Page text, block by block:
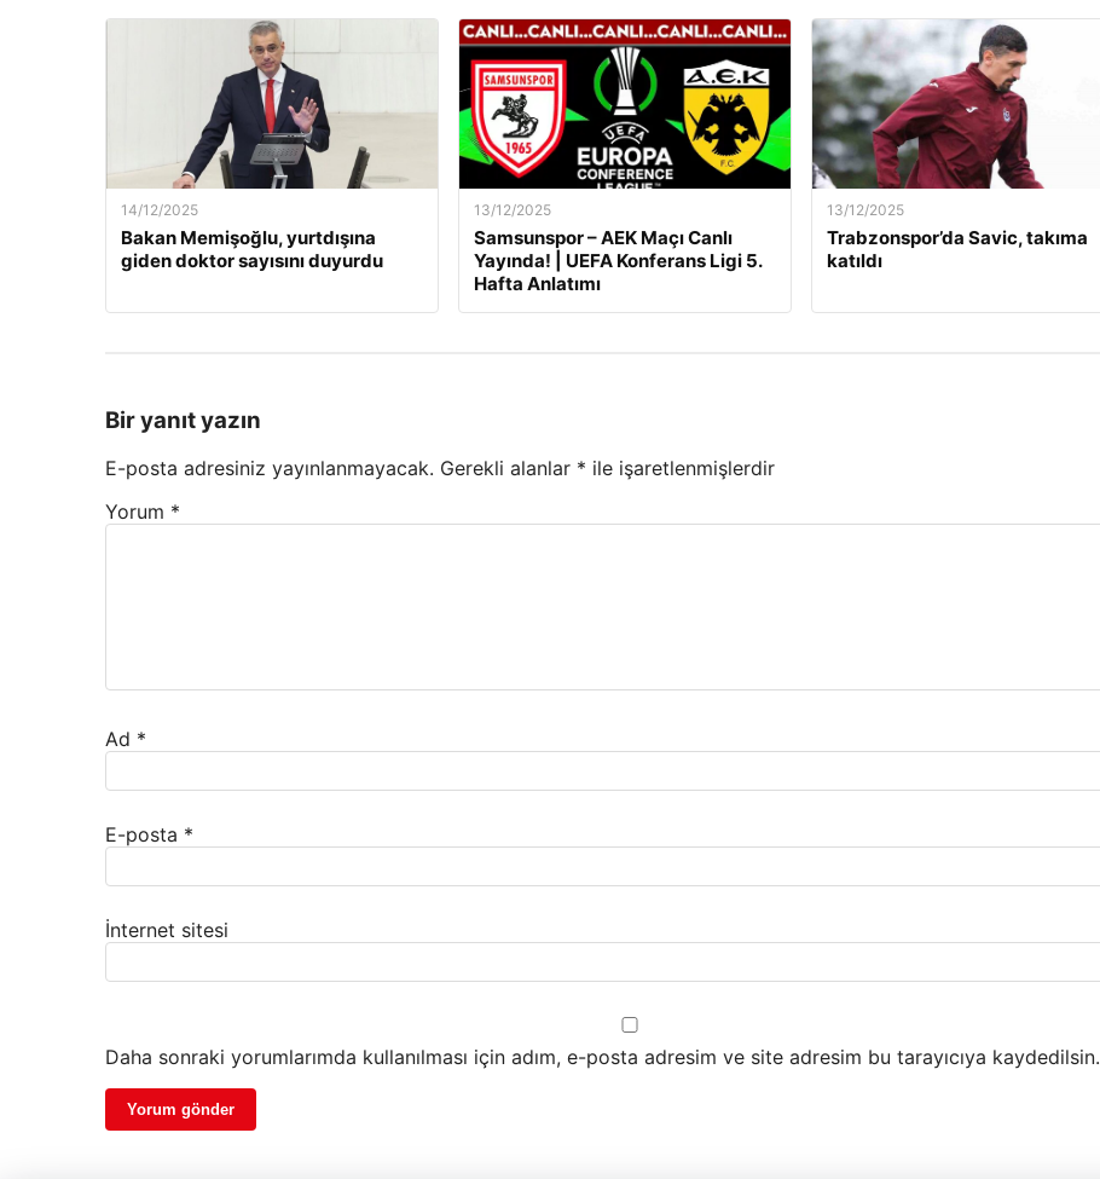
14/12/2025
Bakan Memişoğlu, yurtdışına
giden doktor sayısını duyurdu
13/12/2025
Samsunspor – AEK Maçı Canlı
Yayında! | UEFA Konferans Ligi 5.
Hafta Anlatımı
13/12/2025
Trabzonspor’da Savic, takıma
katıldı
Bir yanıt yazın
E-posta adresiniz yayınlanmayacak. Gerekli alanlar * ile işaretlenmişlerdir
Yorum *
Ad *
E-posta *
İnternet sitesi
Daha sonraki yorumlarımda kullanılması için adım, e-posta adresim ve site adresim bu tarayıcıya kaydedilsin.